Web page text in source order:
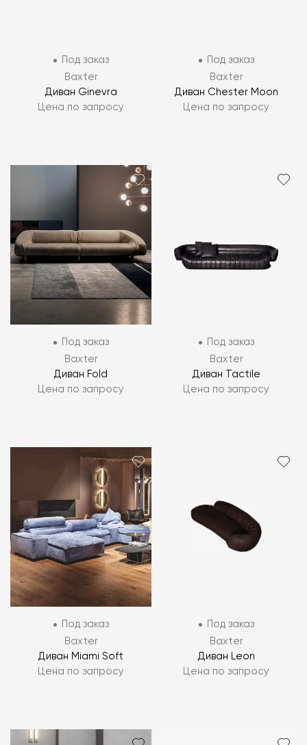
Под заказ
Baxter
Диван Ginevra
Цена по запросу
Под заказ
Baxter
Диван Chester Moon
Цена по запросу
Под заказ
Baxter
Диван Fold
Цена по запросу
Под заказ
Baxter
Диван Tactile
Цена по запросу
Под заказ
Baxter
Диван Miami Soft
Цена по запросу
Под заказ
Baxter
Диван Leon
Цена по запросу